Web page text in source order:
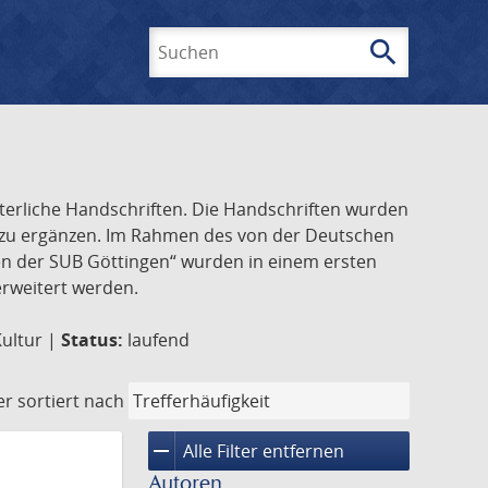
search
Handschriften. Die Handschriften wurden
ergänzen. Im Rahmen des von der Deutschen
SUB Göttingen“ wurden in einem ersten
werden.
| Status: laufend
sortiert nach
remove Alle Filter entfernen